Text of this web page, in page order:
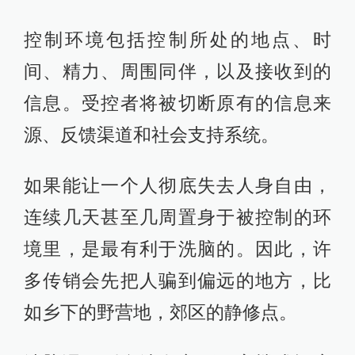
控制环境包括控制所处的地点、时
间、精力、周围同伴，以及接收到的
信息。受控者将被切断原有的信息来
源、反馈渠道和社会支持系统。
如果能让一个人彻底失去人身自由，
连续几天甚至几周置身于被控制的环
境里，是最有利于洗脑的。因此，许
多传销会先把人骗到偏远的地方，比
如乡下的野营地，郊区的静修点。